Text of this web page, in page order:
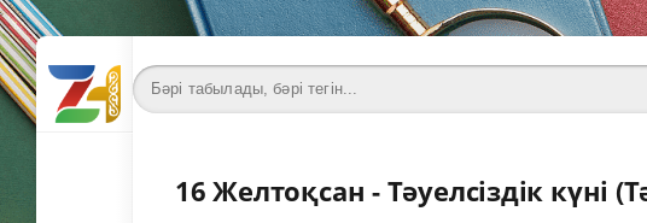
16 Желтоқсан - Тәуелсіздік күні